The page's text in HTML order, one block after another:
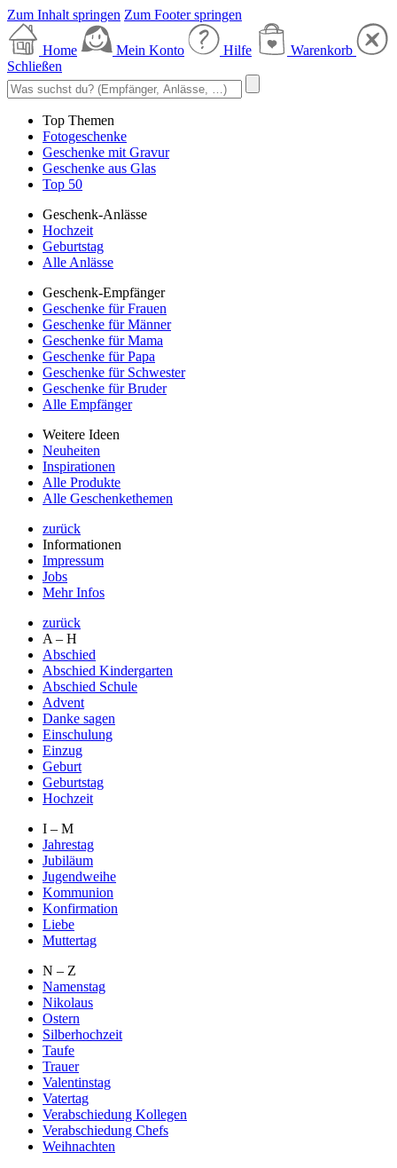
Zum Inhalt springen Zum Footer springen
Home Mein Konto Hilfe
Warenkorb
Schließen
Top Themen
Fotogeschenke
Geschenke mit Gravur
Geschenke aus Glas
Top 50
Geschenk-Anlässe
Hochzeit
Geburtstag
Alle Anlässe
Geschenk-Empfänger
Geschenke für Frauen
Geschenke für Männer
Geschenke für Mama
Geschenke für Papa
Geschenke für Schwester
Geschenke für Bruder
Alle Empfänger
Weitere Ideen
Neuheiten
Inspirationen
Alle Produkte
Alle Geschenkethemen
zurück
Informationen
Impressum
Jobs
Mehr Infos
zurück
A – H
Abschied
Abschied Kindergarten
Abschied Schule
Advent
Danke sagen
Einschulung
Einzug
Geburt
Geburtstag
Hochzeit
I – M
Jahrestag
Jubiläum
Jugendweihe
Kommunion
Konfirmation
Liebe
Muttertag
N – Z
Namenstag
Nikolaus
Ostern
Silberhochzeit
Taufe
Trauer
Valentinstag
Vatertag
Verabschiedung Kollegen
Verabschiedung Chefs
Weihnachten